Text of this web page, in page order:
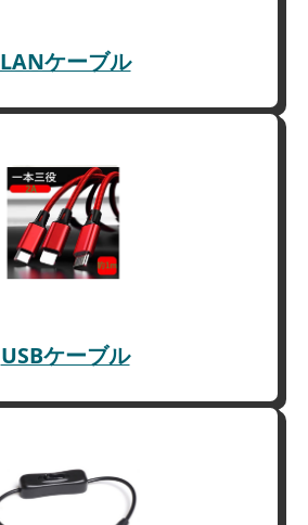
LANケーブル
USBケーブル